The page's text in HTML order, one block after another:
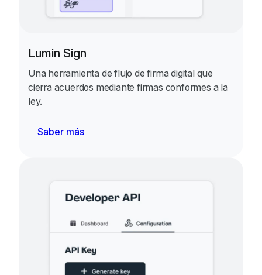
Lumin Sign
Una herramienta de flujo de firma digital que
cierra acuerdos mediante firmas conformes a la
ley.
Saber más